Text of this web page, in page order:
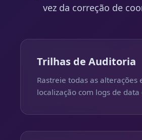
vez da correção de
Trilhas de Auditoria
Rastreie todas as alterações
localização com logs de data